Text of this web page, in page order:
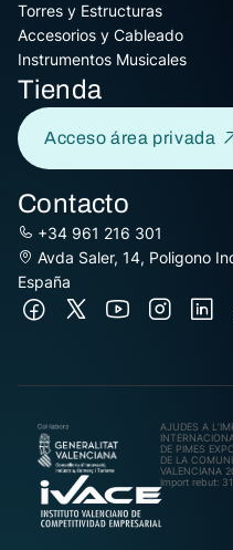
Torres y Estructuras
Accesorios y Cableado
Instrumentos Musicales
Tienda
Acceso área privada
Contacto
+34 961 216 301
Avda Saler, 14, Poligono
España
AJUDES A
DE PIMES
DE LA
VALENCIANA
Import rebut: